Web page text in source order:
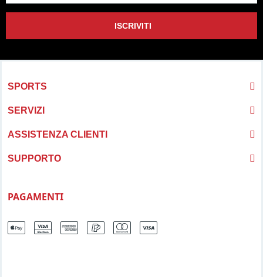
ISCRIVITI
SPORTS
SERVIZI
ASSISTENZA CLIENTI
SUPPORTO
PAGAMENTI